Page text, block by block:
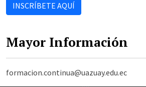
INSCRÍBETE AQUÍ
Mayor Información
formacion.continua@uazuay.edu.ec